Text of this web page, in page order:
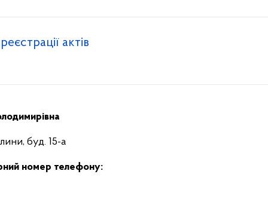
актів
буд. 15-а
номер телефону: